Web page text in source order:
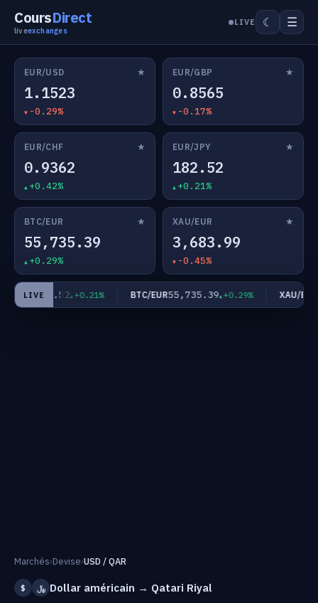
CoursDirect
liveexchanges
LIVE ☾ ☰
EUR/USD ★
1.1523
-0.29%
EUR/GBP ★
0.8565
-0.17%
EUR/CHF ★
0.9362
+0.42%
EUR/JPY ★
182.52
+0.21%
BTC/EUR ★
55,735.39
+0.29%
XAU/EUR ★
3,683.99
-0.45%
LIVE
JPY182.52 +0.21% BTC/EUR55,735.39 +0.29% XAU/EUR
Marchés›Devise›USD / QAR
$ ﷼ Dollar américain → Qatari Riyal